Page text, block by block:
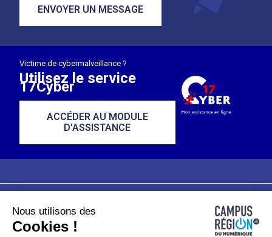
ENVOYER UN MESSAGE
Victime de cybermalveillance ?
Utilisez le service
17Cyber
ACCÉDER AU MODULE
D'ASSISTANCE
Plan du site
Nous utilisons des
Cookies !